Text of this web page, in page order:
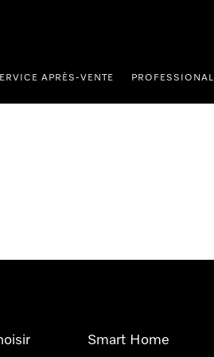
APRÈS-VENTE PROFESSIONAL
Smart Home